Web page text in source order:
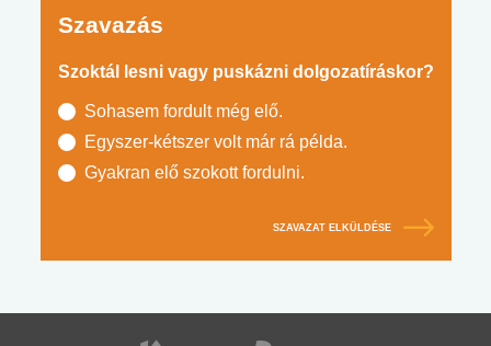
Szavazás
Szoktál lesni vagy puskázni dolgozatíráskor?
Sohasem fordult még elő.
Egyszer-kétszer volt már rá példa.
Gyakran elő szokott fordulni.
SZAVAZAT ELKÜLDÉSE